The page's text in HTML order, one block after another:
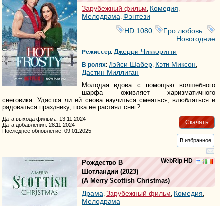
Зарубежный фильм Комедия
Мелодрама Фэнтези
HD 1080
Про любовь
Новогодние
Режиссер: Джерри Чиккоритти
В ролях: Лэйси Шабер Кэти Миксон
Дастин Миллиган
Молодая вдова с помощью волшебного
шарфа оживляет харизматичного
снеговика. Удастся ли ей снова научиться смеяться, влюбляться и
радоваться празднику, пока не растаял снег?
Скачать
Дата выхода фильма: 13.11.2024
Дата добавления: 28.11.2024
Последнее обновление: 09.01.2025
В избранное
WebRip HD
Рождество В
Шотландии (2023)
(A Merry Scottish Christmas)
Драма, Зарубежный фильм, Комедия,
Мелодрама